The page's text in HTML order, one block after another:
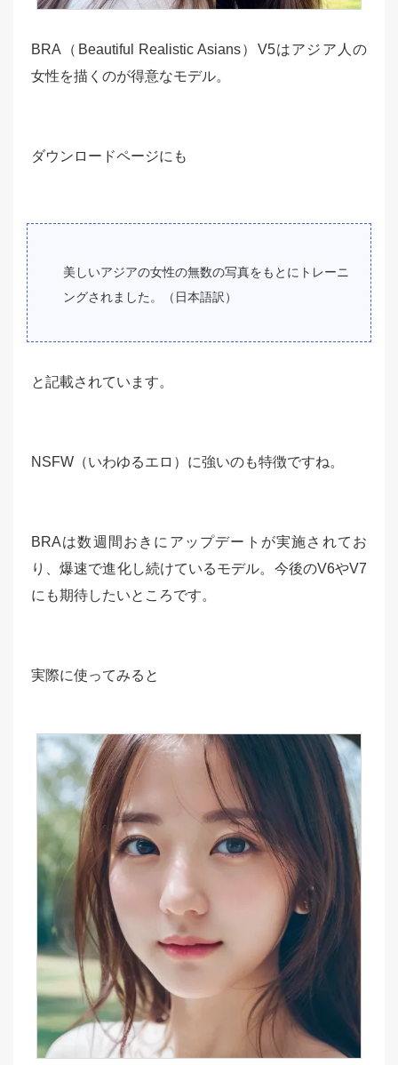
BRA（Beautiful Realistic Asians）V5はアジア人の
女性を描くのが得意なモデル。
ダウンロードページにも
美しいアジアの女性の無数の写真をもとにトレーニ
ングされました。（日本語訳）
と記載されています。
NSFW（いわゆるエロ）に強いのも特徴ですね。
BRAは数週間おきにアップデートが実施されてお
り、爆速で進化し続けているモデル。今後のV6やV7
にも期待したいところです。
実際に使ってみると